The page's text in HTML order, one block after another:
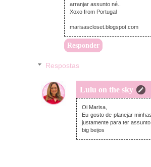
arranjar assunto né..
Xoxo from Portugal
marisascloset.blogspot.com
Responder
Respostas
Lulu on the sky
domingo,
Oi Marisa,
Eu gosto de planejar
justamente para ter assunto.
big beijos